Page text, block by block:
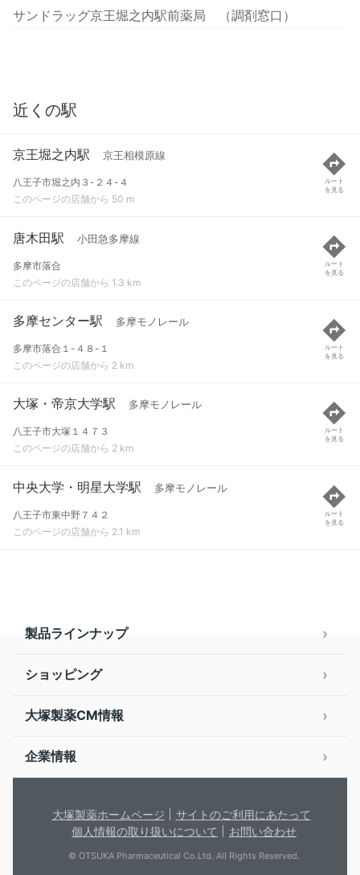
サンドラッグ京王堀之内駅前薬局 （調剤窓口）
近くの駅
京王堀之内駅 京王相模原線
八王子市堀之内３-２４-４
このページの店舗から 50 m
ルート
を見る
唐木田駅 小田急多摩線
多摩市落合
このページの店舗から 1.3 km
ルート
を見る
多摩センター駅 多摩モノレール
多摩市落合１-４８-１
このページの店舗から 2 km
ルート
を見る
大塚・帝京大学駅 多摩モノレール
八王子市大塚１４７３
このページの店舗から 2 km
ルート
を見る
中央大学・明星大学駅 多摩モノレール
八王子市東中野７４２
このページの店舗から 2.1 km
ルート
を見る
製品ラインナップ
ショッピング
大塚製薬CM情報
企業情報
大塚製薬ホームページ
サイトのご利用にあたって
個人情報の取り扱いについて
お問い合わせ
© OTSUKA Pharmaceutical Co.Ltd. All Rights Reserved.